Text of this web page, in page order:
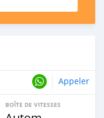
Appeler
BOÎTE DE VITESSES